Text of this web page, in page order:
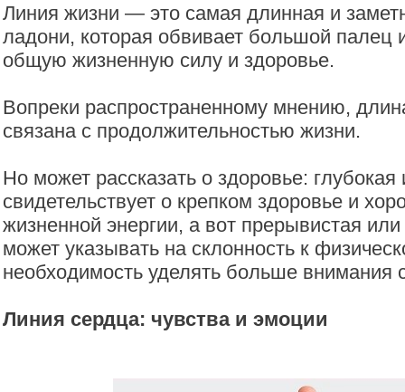
Линия жизни — это самая длинная и
ладони, которая обвивает большой палец
общую жизненную силу и здоровье.
Вопреки распространенному мнению,
связана с продолжительностью жизни.
Но может рассказать о здоровье: глубокая
свидетельствует о крепком здоровье и
жизненной энергии, а вот прерывистая
может указывать на склонность к
необходимость уделять больше внимания
Линия сердца: чувства и эмоции